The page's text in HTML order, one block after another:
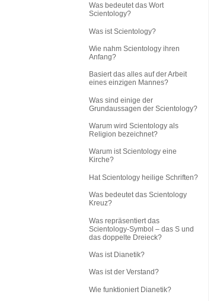
Was bedeutet das Wort
Scientology?
Was ist Scientology?
Wie nahm Scientology ihren
Anfang?
Basiert das alles auf der Arbeit
eines einzigen Mannes?
Was sind einige der
Grundaussagen der Scientology?
Warum wird Scientology als
Religion bezeichnet?
Warum ist Scientology eine
Kirche?
Hat Scientology heilige Schriften?
Was bedeutet das Scientology
Kreuz?
Was repräsentiert das
Scientology-Symbol – das S und
das doppelte Dreieck?
Was ist Dianetik?
Was ist der Verstand?
Wie funktioniert Dianetik?